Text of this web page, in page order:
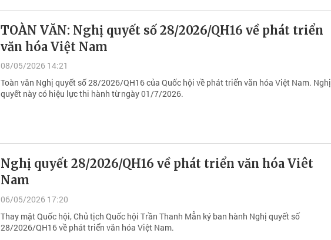
TOÀN VĂN: Nghị quyết số 28/2026/QH16 về phát triển
văn hóa Việt Nam
08/05/2026 14:21
Toàn văn Nghị quyết số 28/2026/QH16 của Quốc hội về phát triển văn hóa Việt Nam. Nghị
quyết này có hiệu lực thi hành từ ngày 01/7/2026.
Nghị quyết 28/2026/QH16 về phát triển văn hóa Viêt
Nam
06/05/2026 17:20
Thay mặt Quốc hội, Chủ tịch Quốc hội Trần Thanh Mẫn ký ban hành Nghị quyết số
28/2026/QH16 về phát triển văn hóa Việt Nam.